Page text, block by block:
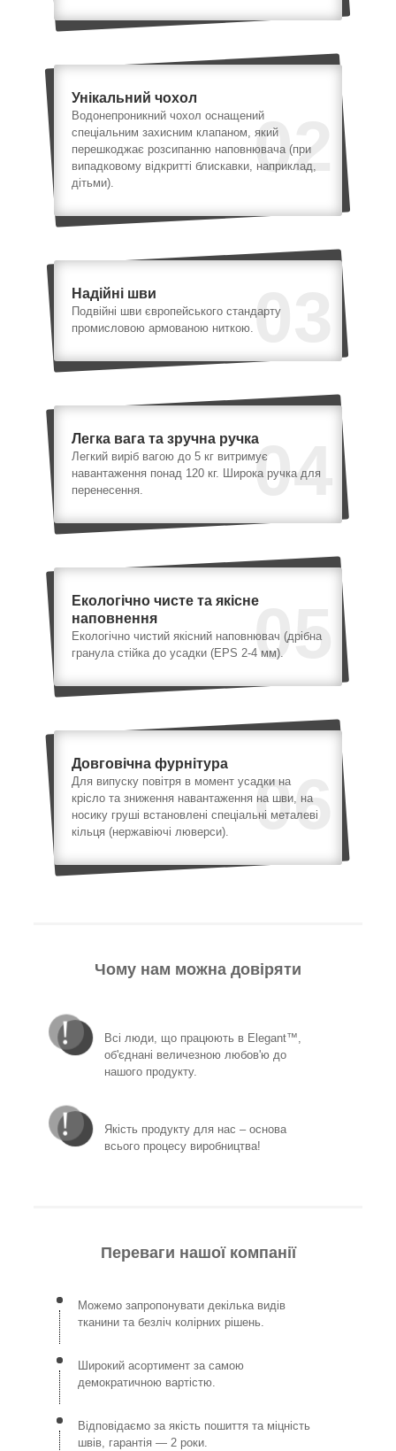
02
Унікальний чохол
Водонепроникний чохол оснащений
спеціальним захисним клапаном, який
перешкоджає розсипанню наповнювача (при
випадковому відкритті блискавки, наприклад,
дітьми).
03
Надійні шви
Подвійні шви європейського стандарту
промисловою армованою ниткою.
04
Легка вага та зручна ручка
Легкий виріб вагою до 5 кг витримує
навантаження понад 120 кг. Широка ручка для
перенесення.
05
Екологічно чисте та якісне
наповнення
Екологічно чистий якісний наповнювач (дрібна
гранула стійка до усадки (EPS 2-4 мм).
06
Довговічна фурнітура
Для випуску повітря в момент усадки на
крісло та зниження навантаження на шви, на
носику груші встановлені спеціальні металеві
кільця (нержавіючі люверси).
Чому нам можна довіряти
Всі люди, що працюють в Elegant™,
об'єднані величезною любов'ю до
нашого продукту.
Якість продукту для нас – основа
всього процесу виробництва!
Переваги нашої компанії
Можемо запропонувати декілька видів
тканини та безліч колірних рішень.
Широкий асортимент за самою
демократичною вартістю.
Відповідаємо за якість пошиття та міцність
швів, гарантія — 2 роки.